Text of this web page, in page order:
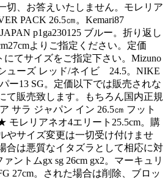
切、お答えいたしません。モレリア
PACK 26.5㎝。Kemari87
p1ga230125 ブルー。折り返し
よりご指定ください。定価
てサイズをご指定下さい。Mizuno
ューズ レッド/ネイビ 24.5。NIKE
ー13 SG。定価以下では販売されな
て販売致します。もちろん国内正規
サラ ジャパン イン 26.5㎝ フット
レリアネオ4エリート25.5cm。購
やサイズ変更は一切受け付けませ
合は悪質なイタズラとして相応に対
ントムgx sg 26cm gx2。マーキュリ
27cm。された場合は削除、ブロッ